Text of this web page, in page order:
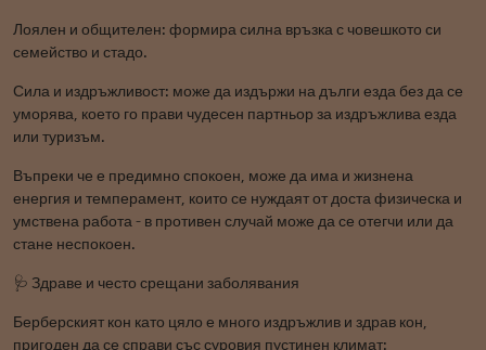
Лоялен и общителен: формира силна връзка с човешкото си
семейство и стадо.
Сила и издръжливост: може да издържи на дълги езда без да се
уморява, което го прави чудесен партньор за издръжлива езда
или туризъм.
Въпреки че е предимно спокоен, може да има и жизнена
енергия и темперамент, които се нуждаят от доста физическа и
умствена работа - в противен случай може да се отегчи или да
стане неспокоен.
🩺 Здраве и често срещани заболявания
Берберският кон като цяло е много издръжлив и здрав кон,
пригоден да се справи със суровия пустинен климат: